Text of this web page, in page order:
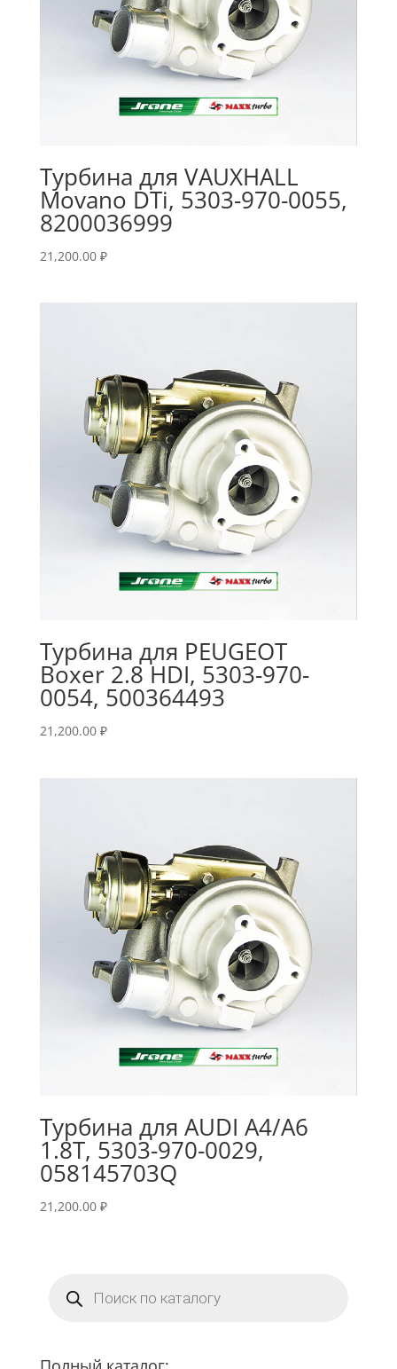
Турбина для VAUXHALL
Movano DTi, 5303-970-0055,
8200036999
21,200.00 ₽
Турбина для PEUGEOT
Boxer 2.8 HDI, 5303-970-
0054, 500364493
21,200.00 ₽
Турбина для AUDI A4/A6
1.8T, 5303-970-0029,
058145703Q
21,200.00 ₽
товаров